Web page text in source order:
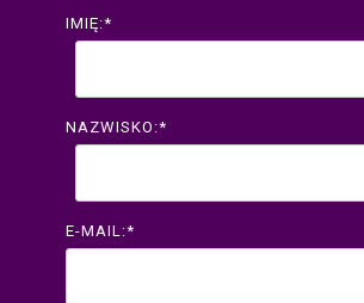
IMIĘ:*
NAZWISKO:*
E-MAIL:*